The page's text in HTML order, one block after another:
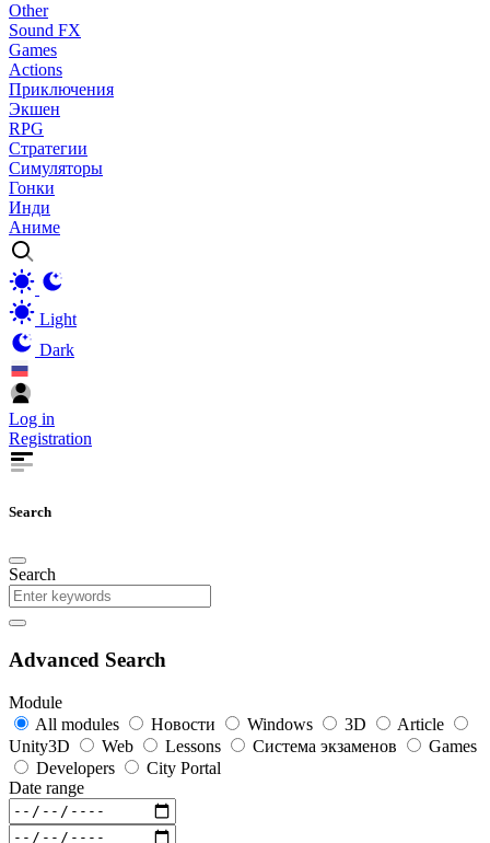
Other
Sound FX
Games
Actions
Приключения
Экшен
RPG
Стратегии
Симуляторы
Гонки
Инди
Аниме
Light
Dark
Log in
Registration
Search
Search
Advanced Search
Module
All modules
Новости Windows 3D
Article
Unity3D
Web Lessons Система экзаменов
Games
Developers
City Portal
Date range